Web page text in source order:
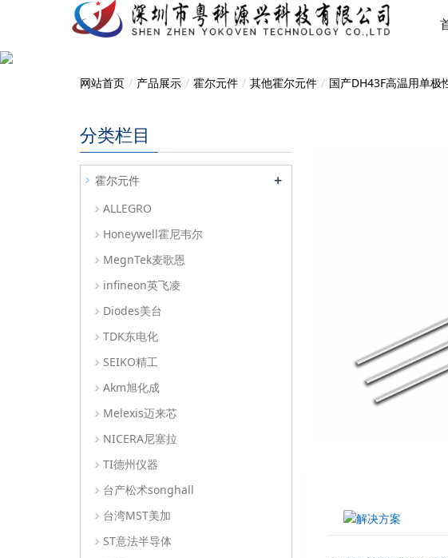
网站首页 产品展示 霍尔元件 其他霍尔元件 国产DH43F高温用单极
分类栏目
霍尔元件 +
ALLEGRO
Honeywell霍尼韦尔
MegnTek麦歌恩
infineon英飞凌
Diodes美台
TDK东电化
SEIKO精工
Akm旭化成
Melexis迈来芯
NICERA尼塞拉
TI德州仪器
台产松术songhall
台湾MST美加
ST意法半导体